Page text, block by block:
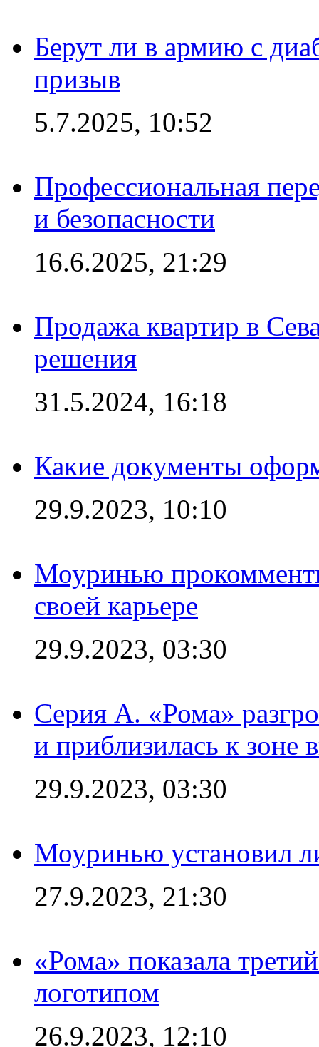
Берут ли в армию с
призыв
5.7.2025, 10:52
Профессиональная
и безопасности
16.6.2025, 21:29
Продажа квартир в
решения
31.5.2024, 16:18
Какие документы
29.9.2023, 10:10
Моуринью
своей карьере
29.9.2023, 03:30
Серия А. «Рома»
и приблизилась к зоне
29.9.2023, 03:30
Моуринью установил
27.9.2023, 21:30
«Рома» показала
логотипом
26.9.2023, 12:10